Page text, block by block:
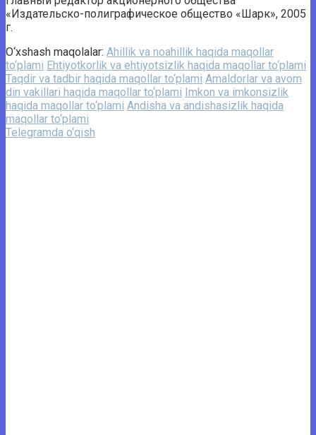
«Издательско-полиграфическое общество «Шарк», 2005
г.
O‘xshash maqolalar: Ahillik va noahillik haqida maqollar
to‘plami Ehtiyotkorlik va ehtiyotsizlik haqida maqollar to‘plami
Taqdir va tadbir haqida maqollar to‘plami Amaldorlar va avom
din vakillari haqida maqollar to‘plami Imkon va imkonsizlik
haqida maqollar to‘plami Andisha va andishasizlik haqida
maqollar to‘plami
Telegramda o‘qish